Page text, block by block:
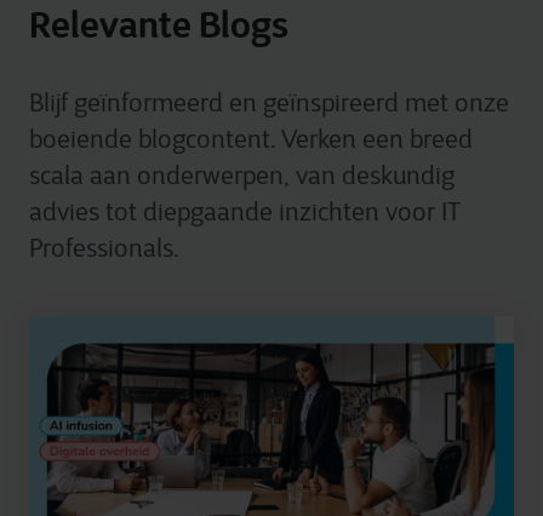
Relevante Blogs
Blijf geïnformeerd en geïnspireerd met onze
boeiende blogcontent. Verken een breed
scala aan onderwerpen, van deskundig
advies tot diepgaande inzichten voor IT
Professionals.